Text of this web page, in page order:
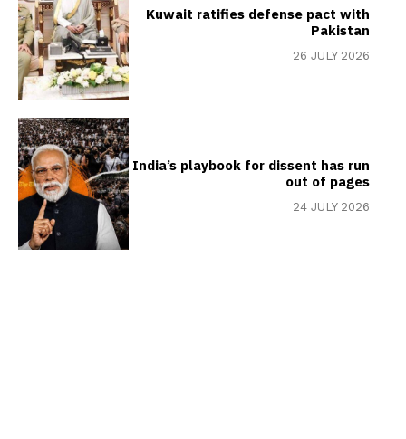
Kuwait ratifies defense pact with
Pakistan
26 JULY 2026
India’s playbook for dissent has run
out of pages
24 JULY 2026